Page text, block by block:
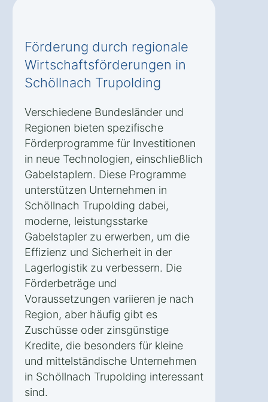
Förderung durch regionale
Wirtschaftsförderungen in
Schöllnach Trupolding
Verschiedene Bundesländer und
Regionen bieten spezifische
Förderprogramme für Investitionen
in neue Technologien, einschließlich
Gabelstaplern. Diese Programme
unterstützen Unternehmen in
Schöllnach Trupolding dabei,
moderne, leistungsstarke
Gabelstapler zu erwerben, um die
Effizienz und Sicherheit in der
Lagerlogistik zu verbessern. Die
Förderbeträge und
Voraussetzungen variieren je nach
Region, aber häufig gibt es
Zuschüsse oder zinsgünstige
Kredite, die besonders für kleine
und mittelständische Unternehmen
in Schöllnach Trupolding interessant
sind.